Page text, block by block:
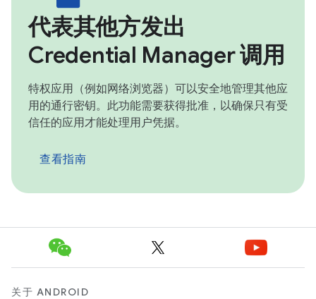
代表其他方发出
Credential Manager 调用
特权应用（例如网络浏览器）可以安全地管理其他应
用的通行密钥。此功能需要获得批准，以确保只有受
信任的应用才能处理用户凭据。
查看指南
关于 ANDROID